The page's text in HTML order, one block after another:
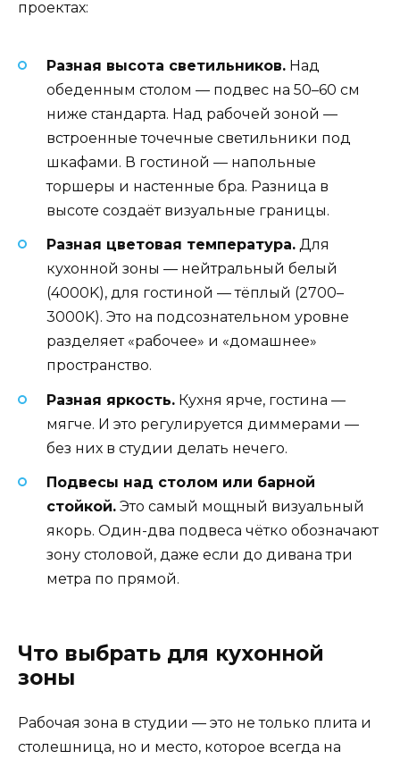
проектах:
Разная высота светильников. Над
обеденным столом — подвес на 50–60 см
ниже стандарта. Над рабочей зоной —
встроенные точечные светильники под
шкафами. В гостиной — напольные
торшеры и настенные бра. Разница в
высоте создаёт визуальные границы.
Разная цветовая температура. Для
кухонной зоны — нейтральный белый
(4000K), для гостиной — тёплый (2700–
3000K). Это на подсознательном уровне
разделяет «рабочее» и «домашнее»
пространство.
Разная яркость. Кухня ярче, гостина —
мягче. И это регулируется диммерами —
без них в студии делать нечего.
Подвесы над столом или барной
стойкой. Это самый мощный визуальный
якорь. Один-два подвеса чётко обозначают
зону столовой, даже если до дивана три
метра по прямой.
Что выбрать для кухонной
зоны
Рабочая зона в студии — это не только плита и
столешница, но и место, которое всегда на